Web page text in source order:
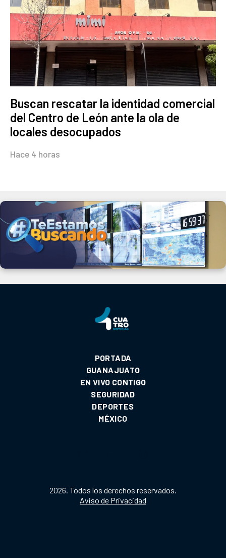
Buscan rescatar la identidad comercial
del Centro de León ante la ola de
locales desocupados
Hace 4 horas
PORTADA
GUANAJUATO
EN VIVO CONTIGO
SEGURIDAD
DEPORTES
MÉXICO
2026. Todos los derechos reservados.
Aviso de Privacidad